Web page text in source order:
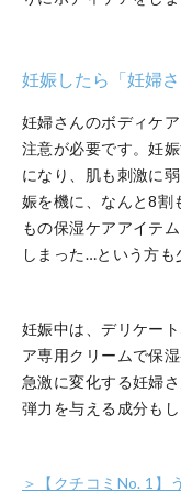
妊娠したら「妊婦
妊婦さんのボディケ
注意が必要です。妊
になり、肌も刺激に
娠を機に、なんと8割
もの保湿ケアアイテ
しまった…という方も
妊娠中は、デリケー
ア専用クリームで保
急激に変化する妊婦
弾力を与える成分も
＞【クチコミNo. 1】